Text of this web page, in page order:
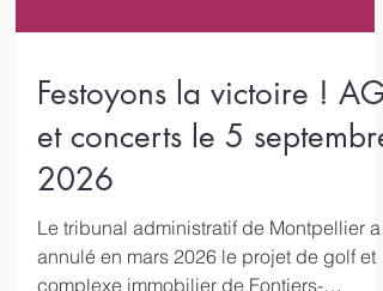
Festoyons la victoire ! AG
et concerts le 5 septembre
2026
Le tribunal administratif de Montpellier a